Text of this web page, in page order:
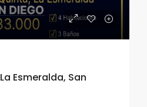
Esmeralda, San